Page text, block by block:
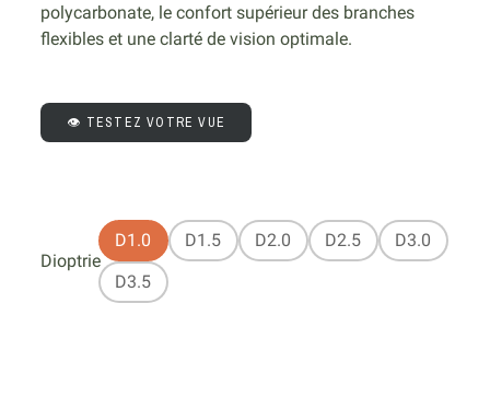
polycarbonate, le confort supérieur des branches
flexibles et une clarté de vision optimale.
👁️ TESTEZ VOTRE VUE
Dioptrie
D1.0 D1.5 D2.0 D2.5
D3.0
D3.5